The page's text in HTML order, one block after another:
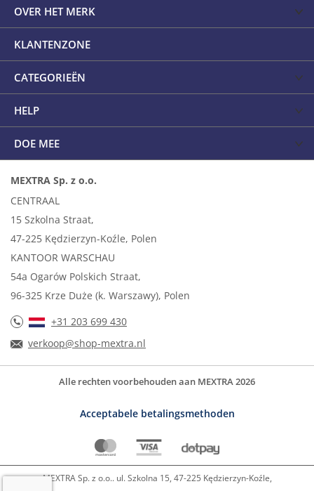
OVER HET MERK
KLANTENZONE
CATEGORIEËN
HELP
DOE MEE
MEXTRA Sp. z o.o.
CENTRAAL
15 Szkolna Straat,
47-225 Kędzierzyn-Koźle, Polen
KANTOOR WARSCHAU
54a Ogarów Polskich Straat,
96-325 Krze Duże (k. Warszawy), Polen
+31 203 699 430
verkoop@shop-mextra.nl
Alle rechten voorbehouden aan MEXTRA 2026
Acceptabele betalingsmethoden
MEXTRA Sp. z o.o.. ul. Szkolna 15, 47-225 Kędzierzyn-Koźle,